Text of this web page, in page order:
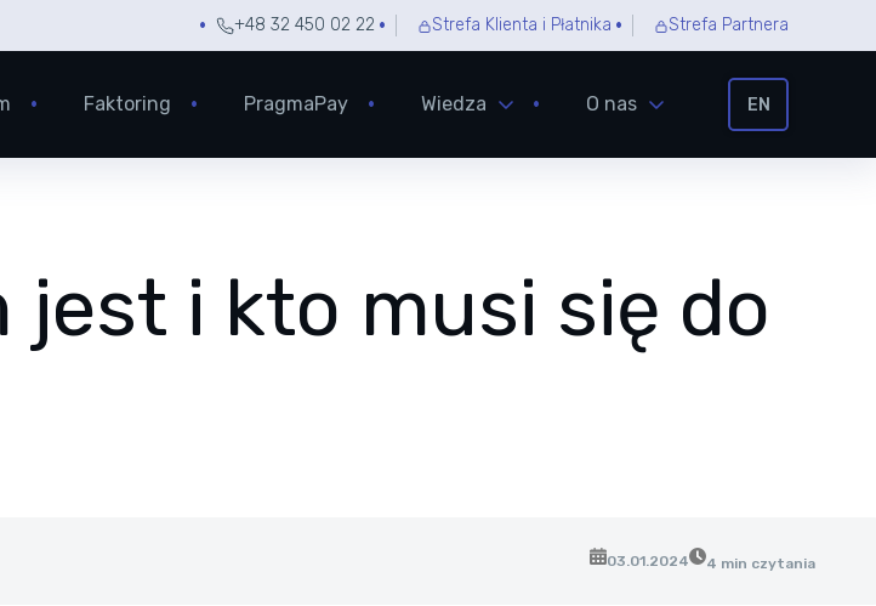
+48 32 450 02 22 Strefa Klienta i Płatnika Strefa Partnera
Faktoring PragmaPay Wiedza O nas EN
jest i kto musi się do
03.01.2024 4 min czytania